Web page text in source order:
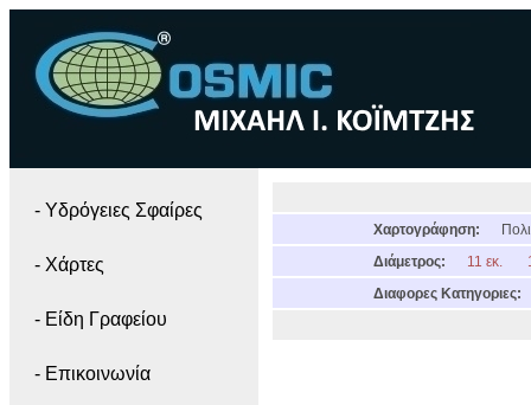
- Yδρόγειες Σφαίρες
- Χάρτες
- Είδη Γραφείου
- Επικοινωνία
Χαρτογράφηση:
Διάμετρος:
11 εκ.
Διαφορες Κατηγοριες: